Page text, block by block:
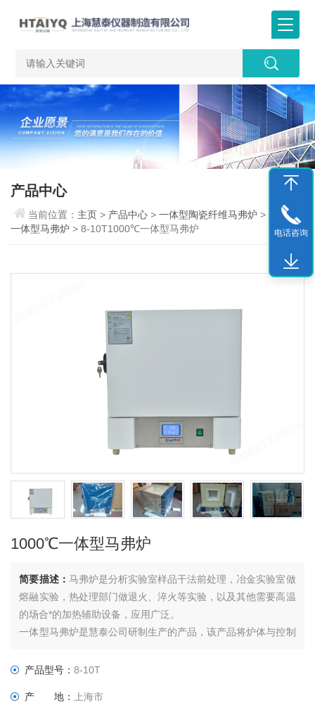
产品中心
当前位置： 主页> 产品中心 >一体型陶瓷纤维马弗炉 >
1000℃
一体型马弗炉 > 8-10T1000℃一体型马弗炉
1000℃一体型马弗炉
简要描述： 马弗炉是分析实验室样品干法前处理，冶金实验室做
熔融实验，热处理部门做退火、淬火等实验，以及其他需要高温
的场合*的加热辅助设备，应用广泛。
一体型马弗炉是慧泰公司研制生产的产品，该产品将炉体与控制
产品型号：8-10T
产 地：上海市
电话咨询